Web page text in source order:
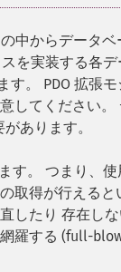
中からデータ
を実装する各
。 PDO 拡張
してください。
あります。
す。 つまり、
得が行えると
したり 存在し
羅する (full-